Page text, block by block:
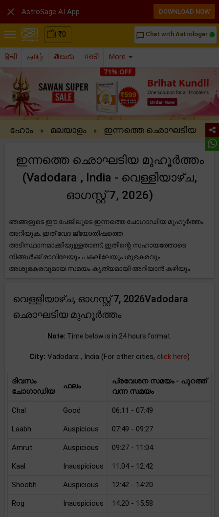
₹0 chat_bubble_outline Chat with Astrologer
हिन्दी தமிழ் తెలుగు मराठी More
ഹോം » മലയാളം » ഇന്നത്തെ ഛൊഘടിയ
ഇന്നത്തെ ഛൊഘടിയ മുഹൂർത്തം
(Vadodara , India - വെള്ളിയാഴ്ച,
ഓഗസ്റ്റ് 7, 2026)
ഞങ്ങളുടെ ഈ പേജിലൂടെ ഇന്നത്തെ ചോഗാഡിയ മുഹൂർത്തം
അറിയുക. ഇത് വേദ ജ്യോതിഷത്തെ
അടിസ്ഥാനമാക്കിയുള്ളതാണ്, ഇതിന്റെ സഹായത്തോടെ
നിങ്ങൾക്ക് രാവിലേയും പകലിലേയും ശുഭകരവും
അശുഭകരവുമായ സമയം കൃത്യമായി അറിയാൻ കഴിയും.
വെള്ളിയാഴ്ച, ഓഗസ്റ്റ് 7, 2026Vadodara
ഛൊഘടിയ മുഹൂർത്തം
Note: Time below is in 24 hours format.
City: Vadodara , India (For other cities, click here)
ദിവസം
ചോഗാഡിയ
ഫലം
പ്രവേശന സമയം - പുറത്ത്
വന്ന സമയം
Chal Good 06:11 - 07:49
Laabh Auspicious 07:49 - 09:27
Amrut Auspicious 09:27 - 11:04
Kaal Inauspicious 11:04 - 12:42
Shoobh Auspicious 12:42 - 14:20
Rog Inauspicious 14:20 - 15:58
 AstroSage AI App DOWNLOAD NOW